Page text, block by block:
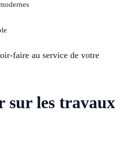
faire au service de votre
sur les travaux